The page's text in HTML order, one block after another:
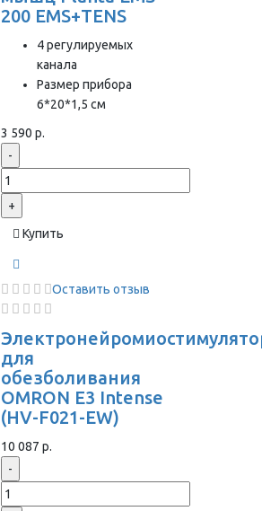
200 EMS+TENS
4 регулируемых
канала
Размер прибора
6*20*1,5 см
3 590 р.
-
+
Купить
Оставить отзыв
для
обезболивания
OMRON Е3 Intense
(HV-F021-EW)
10 087 р.
-